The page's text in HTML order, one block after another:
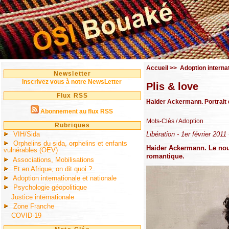
Newsletter
Inscrivez vous à notre NewsLetter
Flux RSS
Abonnement au flux RSS
Rubriques
VIH/Sida
Orphelins du sida, orphelins et enfants
vulnérables (OEV)
Associations, Mobilisations
Et en Afrique, on dit quoi ?
Adoption internationale et nationale
Psychologie géopolitique
Justice internationale
Zone Franche
COVID-19
Accueil >> Adoption
Plis & love
Haider Ackermann. Portrait
Mots-Clés / Adoption
Libération - 1er février
Haider Ackermann. Le
romantique.